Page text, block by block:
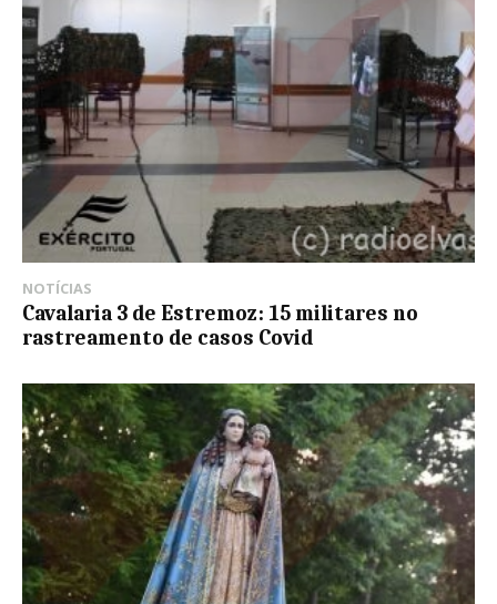
NOTÍCIAS
Cavalaria 3 de Estremoz: 15 militares no
rastreamento de casos Covid